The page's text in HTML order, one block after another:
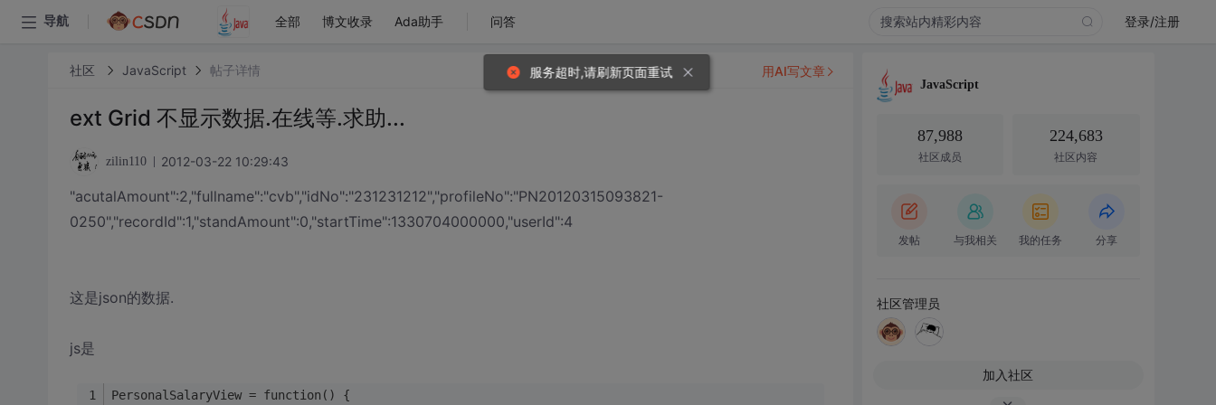
导航 全部 博文收录 Ada助手 问答 登录/注册
社区 JavaScript 帖子详情
ext Grid 不显示数据.在线等.求助...
zilin110 2012-03-22 10:29:43
"acutalAmount":2,"fullname":"cvb","idNo":"231231212","profileNo":"PN20120315093821-
0250","recordId":1,"standAmount":0,"startTime":1330704000000,"userId":4
这是json的数据.
js是
PersonalSalaryView = function() {
用AI写文章
JavaScript
87,988
社区成员
224,683
社区内容
发帖 与我相关 我的任务 分享
社区管理员
加入社区